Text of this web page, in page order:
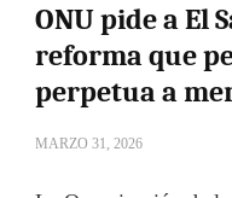
ONU pide a El
reforma que
perpetua a
MARZO 31, 2026